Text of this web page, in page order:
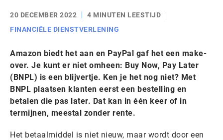
20 DECEMBER 2022
4 MINUTEN LEESTIJD
FINANCIËLE DIENSTVERLENING
Amazon biedt het aan en PayPal gaf het een make-
over. Je kunt er niet omheen: Buy Now, Pay Later
(BNPL) is een blijvertje. Ken je het nog niet? Met
BNPL plaatsen klanten eerst een bestelling en
betalen die pas later. Dat kan in één keer of in
termijnen, meestal zonder rente.
Het betaalmiddel is niet nieuw, maar wordt door een